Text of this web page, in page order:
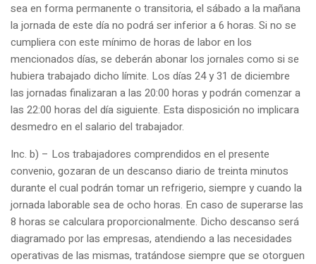
sea en forma permanente o transitoria, el sábado a la mañana
la jornada de este día no podrá ser inferior a 6 horas. Si no se
cumpliera con este mínimo de horas de labor en los
mencionados días, se deberán abonar los jornales como si se
hubiera trabajado dicho límite. Los días 24 y 31 de diciembre
las jornadas finalizaran a las 20:00 horas y podrán comenzar a
las 22:00 horas del día siguiente. Esta disposición no implicara
desmedro en el salario del trabajador.
Inc. b) – Los trabajadores comprendidos en el presente
convenio, gozaran de un descanso diario de treinta minutos
durante el cual podrán tomar un refrigerio, siempre y cuando la
jornada laborable sea de ocho horas. En caso de superarse las
8 horas se calculara proporcionalmente. Dicho descanso será
diagramado por las empresas, atendiendo a las necesidades
operativas de las mismas, tratándose siempre que se otorguen